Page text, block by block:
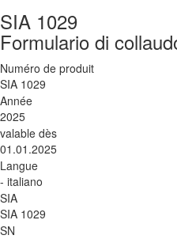
SIA 1029
Formulario di
Numéro de produit
SIA 1029
Année
2025
valable dès
01.01.2025
Langue
- italiano
SIA
SIA 1029
SN